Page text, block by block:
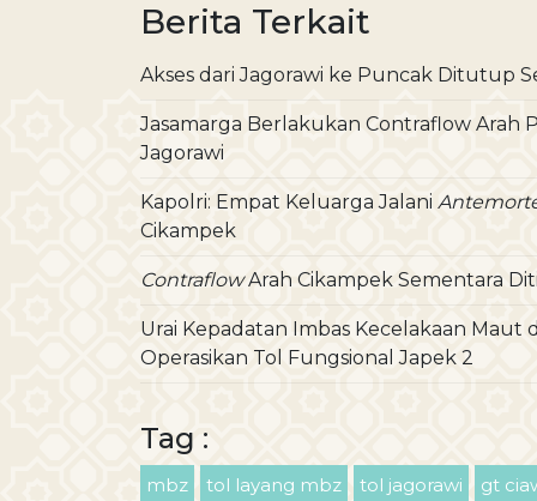
Berita Terkait
Akses dari Jagorawi ke Puncak Ditutup
Jasamarga Berlakukan Contraflow Arah
Jagorawi
Kapolri: Empat Keluarga Jalani
Cikampek
ContraflowArah Cikampek Sementara
Urai Kepadatan Imbas Kecelakaan Maut
Operasikan Tol Fungsional Japek 2
Tag :
mbz tol layang mbz tol jagorawi gt